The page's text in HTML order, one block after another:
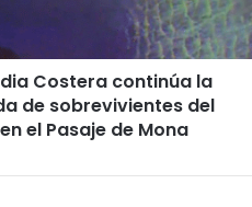
Costera continúa la
de sobrevivientes del
el Pasaje de Mona